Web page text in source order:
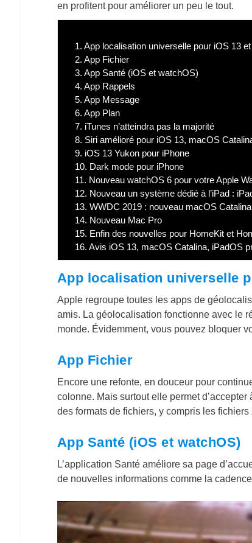
en profitent pour améliorer un peu le tout.
1. App localisation universelle pour iOS 13
2. App Fichier
3. App Santé (iOS et watchOS)
4. App Rappels
5. App Message
6. App Plan
7. iTunes n’atteindra pas la majorité
8. Siri amélioré pour iOS 13, macOS
9. iOS 13 Yukon pour iPhone
10. Dark mode pour iPhone
11. Nouveau watchOS 6 pour votre Apple
12. Nouveau un système dédié à l’iPad :
13. WWDC 2019 : nouveau macOS Catalina
14. Nouveau Mac Pro
15. Enfin des nouvelles pour HomeKit et
16. Avis iOS 13, macOS Catalina, iPadOS
App localisation universelle
Apple regroupe toutes les apps de
amis. La géolocalisation fonctionne avec le
monde. Évidemment, vous pouvez bloquer
App Fichier
Encore une refonte, en douceur pour
colonne. Mais surtout elle permet
des formats de fichiers, y compris les
App Santé (iOS et watchOS)
L’application Santé améliore sa page
de nouvelles informations comme la